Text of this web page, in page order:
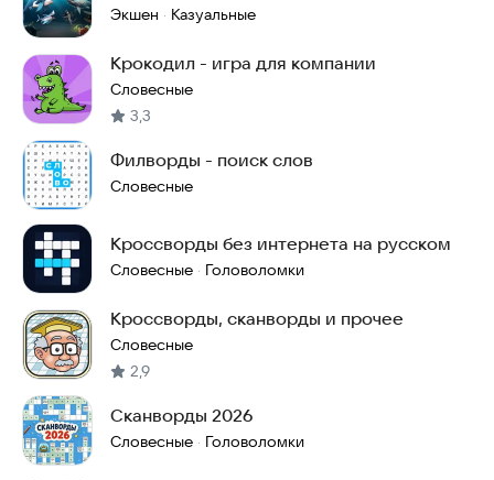
Экшен · Казуальные
Крокодил - игра для компании
Словесные
3,3
Филворды - поиск слов
Словесные
Кроссворды без интернета на русском
Словесные · Головоломки
Кроссворды, сканворды и прочее
Словесные
2,9
Сканворды 2026
Словесные · Головоломки